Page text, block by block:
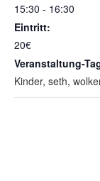
15:30 - 16:30
Eintritt:
20€
Veranstaltung-
Kinder, seth,